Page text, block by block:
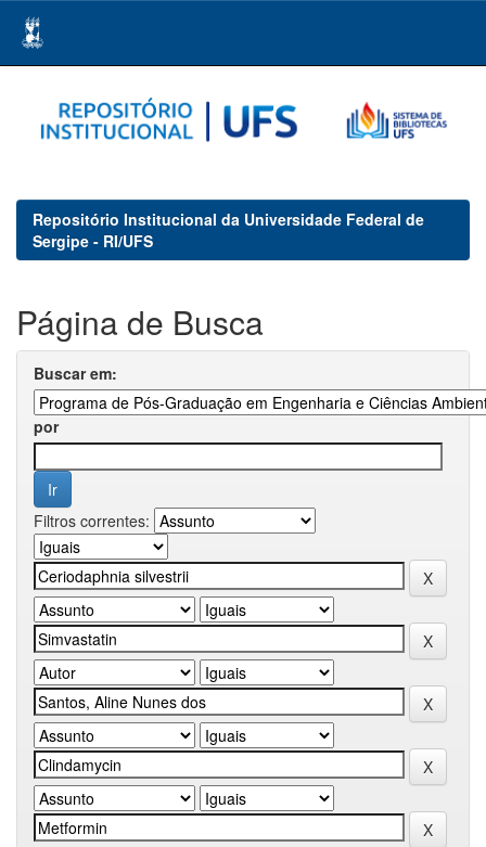
navigation
Repositório Institucional da Universidade Federal de
Sergipe - RI/UFS
Página de Busca
Buscar em:
por
Filtros correntes: